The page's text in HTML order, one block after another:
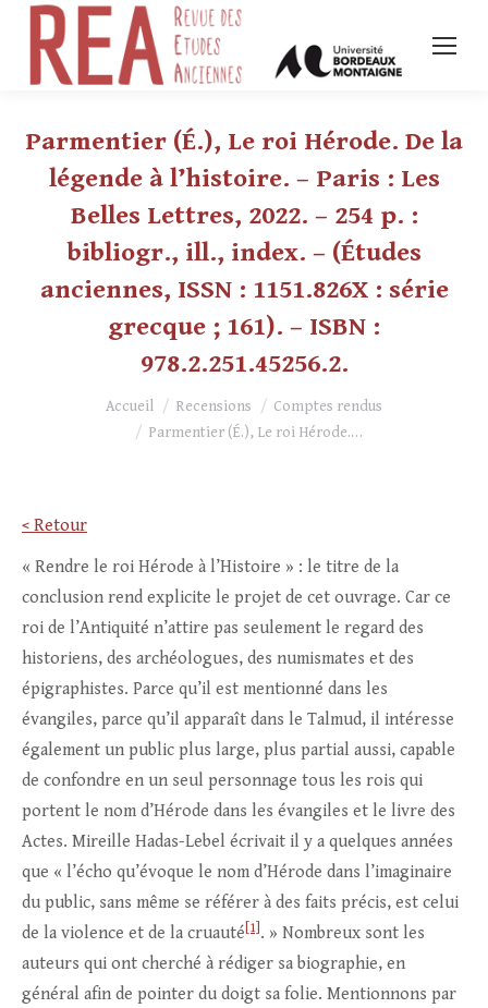
Parmentier (É.), Le roi Hérode. De la
légende à l’histoire. – Paris : Les
Belles Lettres, 2022. – 254 p. :
bibliogr., ill., index. – (Études
anciennes, ISSN : 1151.826X : série
grecque ; 161). – ISBN :
978.2.251.45256.2.
Vous êtes ici :Accueil Recensions
Comptes rendus
Parmentier (É.), Le roi Hérode.…
< Retour
« Rendre le roi Hérode à l’Histoire » : le titre de la
conclusion rend explicite le projet de cet ouvrage. Car ce
roi de l’Antiquité n’attire pas seulement le regard des
historiens, des archéologues, des numismates et des
épigraphistes. Parce qu’il est mentionné dans les
évangiles, parce qu’il apparaît dans le Talmud, il intéresse
également un public plus large, plus partial aussi, capable
de confondre en un seul personnage tous les rois qui
portent le nom d’Hérode dans les évangiles et le livre des
Actes. Mireille Hadas-Lebel écrivait il y a quelques années
que « l’écho qu’évoque le nom d’Hérode dans l’imaginaire
du public, sans même se référer à des faits précis, est celui
de la violence et de la cruauté [1] . » Nombreux sont les
auteurs qui ont cherché à rédiger sa biographie, en
général afin de pointer du doigt sa folie. Mentionnons par